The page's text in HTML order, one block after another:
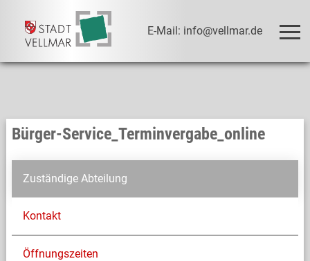
E-Mail: info@vellmar.de
Bürger-Service_Terminvergabe_online
Zuständige Abteilung
Kontakt
Öffnungszeiten